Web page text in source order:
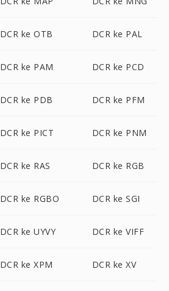
DCR ke OTB DCR ke PAL
DCR ke PAM DCR ke PCD
DCR ke PDB DCR ke PFM
DCR ke PICT DCR ke PNM
DCR ke RAS DCR ke RGB
DCR ke RGBO DCR ke SGI
DCR ke UYVY DCR ke VIFF
DCR ke XPM DCR ke XV